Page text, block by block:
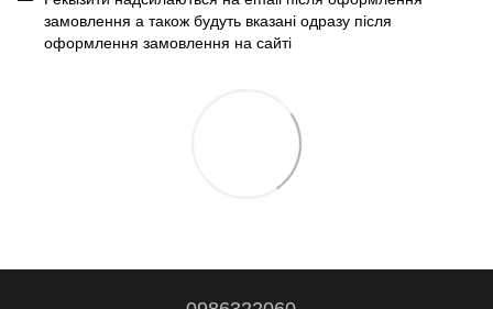
замовлення а також будуть вказані одразу після
оформлення замовлення на сайті